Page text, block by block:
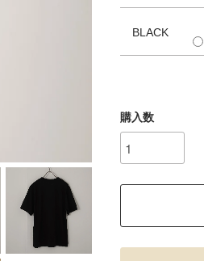
BLACK
購入数